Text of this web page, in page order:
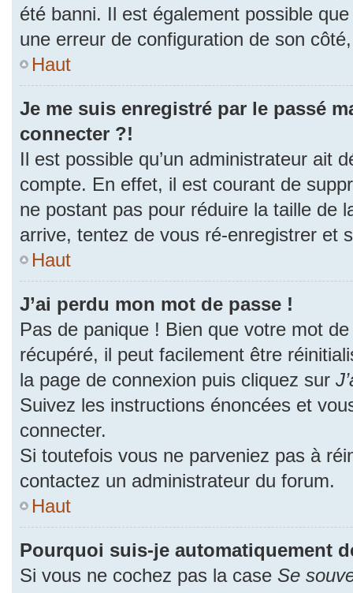
été banni. Il est également possible
une erreur de configuration de son
Haut
Je me suis enregistré par le passé
connecter ?!
Il est possible qu’un administrateur ait
compte. En effet, il est courant de
ne postant pas pour réduire la taille de
arrive, tentez de vous ré-enregistrer et
Haut
J’ai perdu mon mot de passe !
Pas de panique ! Bien que votre mot
récupéré, il peut facilement être
la page de connexion puis cliquez sur
Suivez les instructions énoncées et
connecter.
Si toutefois vous ne parveniez pas à
contactez un administrateur du forum.
Haut
Pourquoi suis-je automatiquement
Si vous ne cochez pas la case Se